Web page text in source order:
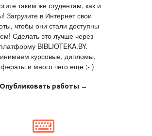
таким же студентам, как и
Загрузите в Интернет свои
чтобы они стали доступны
Сделать это лучше через
платформу BIBLIOTEKA.BY.
курсовые, дипломы,
и много чего еще ;- )
Опубликовать работы →